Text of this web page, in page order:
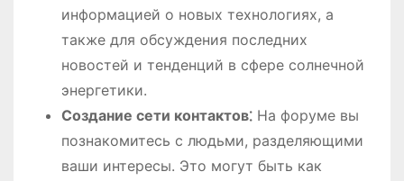
информацией о новых технологиях, а
также для обсуждения последних
новостей и тенденций в сфере солнечной
энергетики.
Создание сети контактов⁚На форуме вы
познакомитесь с людьми, разделяющими
ваши интересы. Это могут быть как